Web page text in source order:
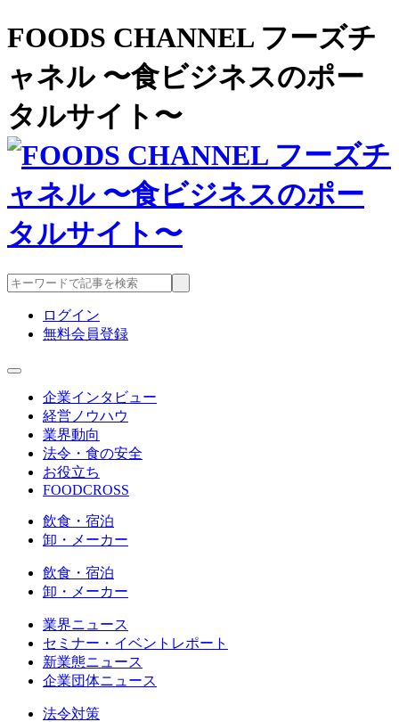
FOODS CHANNEL フーズチ
ャネル 〜食ビジネスのポー
タルサイト〜
ログイン
無料会員登録
企業インタビュー
経営ノウハウ
業界動向
法令・食の安全
お役立ち
FOODCROSS
飲食・宿泊
卸・メーカー
飲食・宿泊
卸・メーカー
業界ニュース
セミナー・イベントレポート
新業態ニュース
企業団体ニュース
法令対策